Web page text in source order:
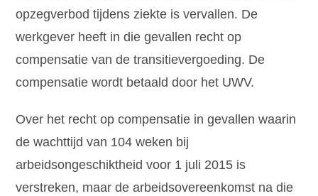
opzegverbod tijdens ziekte is vervallen. De
werkgever heeft in die gevallen recht op
compensatie van de transitievergoeding. De
compensatie wordt betaald door het UWV.
Over het recht op compensatie in gevallen waarin
de wachttijd van 104 weken bij
arbeidsongeschiktheid voor 1 juli 2015 is
verstreken, maar de arbeidsovereenkomst na die